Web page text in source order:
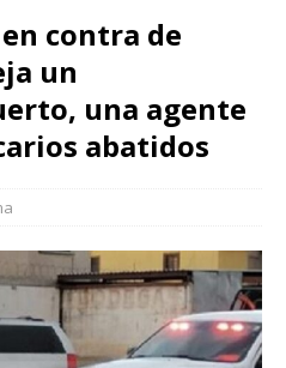
contra de
un
una agente
abatidos